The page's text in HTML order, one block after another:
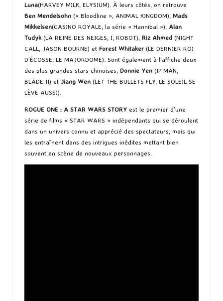
Luna(HARVEY MILK, ELYSIUM). À leurs côtés, on retrouve
Ben Mendelsohn (« Bloodline », ANIMAL KINGDOM), Mads
Mikkelsen(CASINO ROYALE, la série « Hannibal »), Alan
Tudyk(LA REINE DES NEIGES, I, ROBOT), Riz Ahmed (NIGHT
CALL, JASON BOURNE) et Forest Whitaker (LE DERNIER ROI
D’ÉCOSSE, LE MAJORDOME). Sont également à l’affiche deux
des plus grandes stars chinoises, Donnie Yen (IP MAN,
BLADE II) et Jiang Wen (LET THE BULLETS FLY, LE SOLEIL SE
LÈVE AUSSI).
ROGUE ONE : A STAR WARS STORY est le premier d’une
série de films « STAR WARS » indépendants qui se déroulent
dans un univers connu et apprécié des spectateurs, mais qui
les entraînent dans des intrigues inédites mettant bien
souvent en scène de nouveaux personnages.